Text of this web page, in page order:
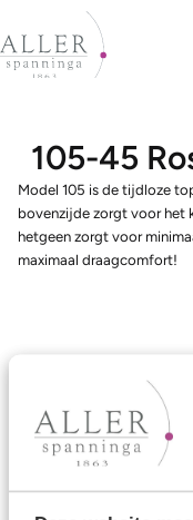
105-45
Model 105 is de tijdloze
bovenzijde zorgt voor het
hetgeen zorgt voor
maximaal draagcomfort!
Ons aanbod
Memoireringen